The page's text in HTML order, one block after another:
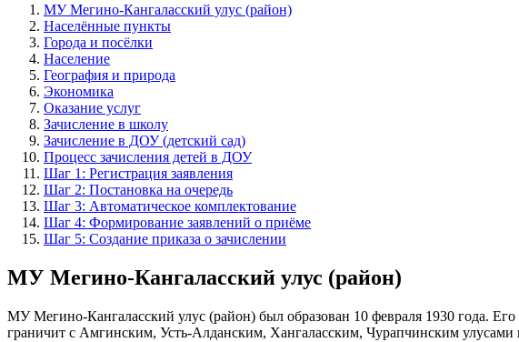
МУ Мегино-Кангаласский улус (район)
Населённые пункты
Города и посёлки
Население
География и природа
Экономика
Оказание услуг
Зачисление в школу
Зачисление в ДОУ (детский сад)
Процесс зачисления детей в ДОУ
Шаг 1: Регистрация заявления
Шаг 2: Постановка на очередь
Шаг 3: Автоматическое комплектование
Шаг 4: Формирование заявлений о приёме
Шаг 5: Создание приказа о зачислении
МУ Мегино-Кангаласский улус (район)
МУ Мегино-Кангаласский улус (район) был образован 10 февраля 1930 года.
граничит с Амгинским, Усть-Алданским, Хангаласским, Чурапчинским улусами